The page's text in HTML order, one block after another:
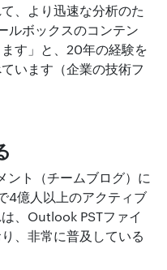
、より迅速な分析のた
ルボックスのコンテン
す」と、20年の経験を
います（企業の技術フ
ト（チームブログ）に
4億人以上のアクティブ
、Outlook PSTファイ
、非常に普及している